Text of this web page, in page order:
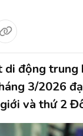
di động trung
3/2026
và thứ 2